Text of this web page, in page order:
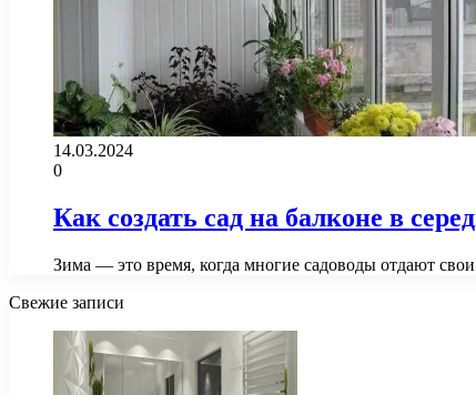
14.03.2024
0
Как создать сад на балконе в
Зима — это время, когда многие садоводы отдают
Свежие записи